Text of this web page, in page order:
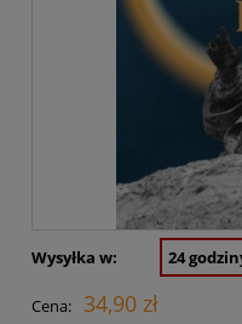
Wysyłka w: 24
Cena: 34,90 zł